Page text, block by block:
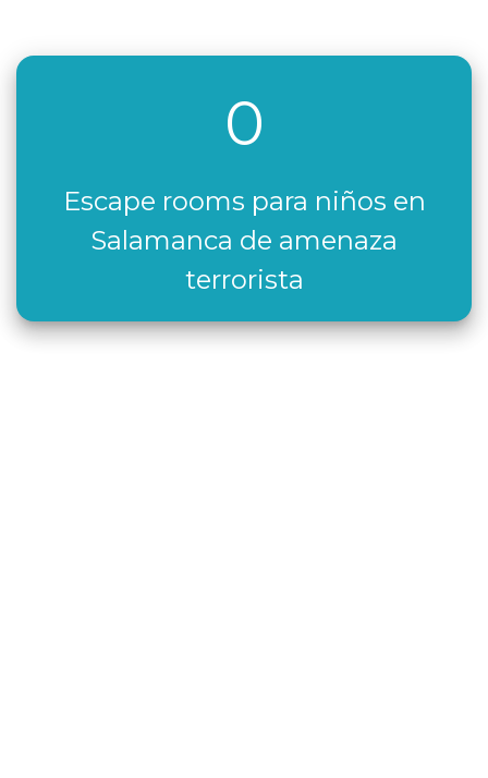
0
Escape rooms para niños en
Salamanca de amenaza
terrorista